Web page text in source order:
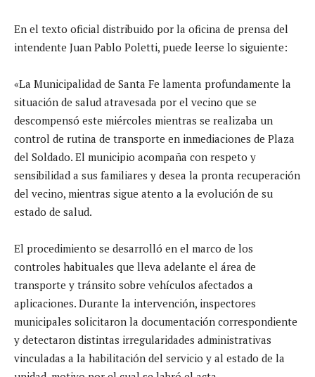
En el texto oficial distribuido por la oficina de prensa del
intendente Juan Pablo Poletti, puede leerse lo siguiente:
«La Municipalidad de Santa Fe lamenta profundamente la
situación de salud atravesada por el vecino que se
descompensó este miércoles mientras se realizaba un
control de rutina de transporte en inmediaciones de Plaza
del Soldado. El municipio acompaña con respeto y
sensibilidad a sus familiares y desea la pronta recuperación
del vecino, mientras sigue atento a la evolución de su
estado de salud.
El procedimiento se desarrolló en el marco de los
controles habituales que lleva adelante el área de
transporte y tránsito sobre vehículos afectados a
aplicaciones. Durante la intervención, inspectores
municipales solicitaron la documentación correspondiente
y detectaron distintas irregularidades administrativas
vinculadas a la habilitación del servicio y al estado de la